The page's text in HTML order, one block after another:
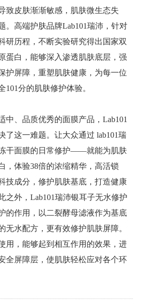
致皮肤渐渐敏感，肌肤微生态失
。高端护肤品牌Lab101瑞沛，针对
研历程，不断实验研究得出国家双
白，能够深入渗透肌肤底层，强
护屏障，重塑肌肤健康，为每一位
101分的肌肤修护体验。
、品质优秀的面膜产品，Lab101
了这一难题。让大众通过 lab101瑞
干面膜的日常修护——就能为肌肤
，体验38倍的浓缩精华，高活锁
技成分，修护肌肤基底，打造健康
之外，Lab101瑞沛银耳子无水修护
的作用，以二裂酵母滤液作为基底
无水配方，更有效修护肌肤屏障。
用，能够起到相互作用的效果，进
全屏障层，使肌肤轻松应对各个环